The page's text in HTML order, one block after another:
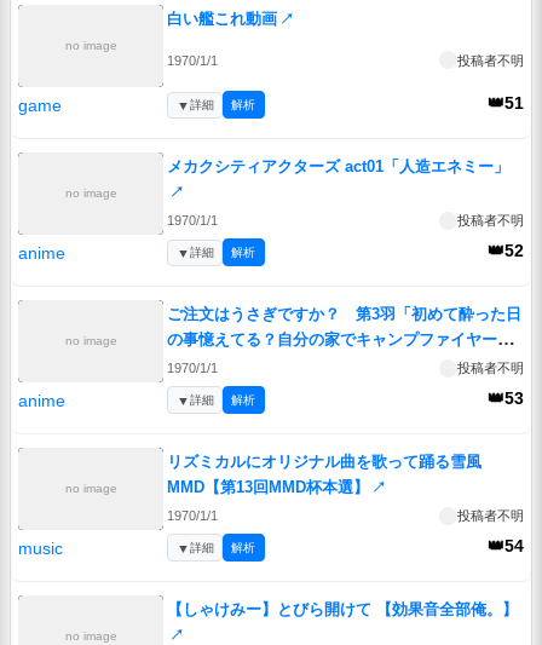
no image
白い艦これ動画 ↗
1970/1/1 投稿者不明
game 👑51
▼詳細 解析
no image
メカクシティアクターズ act01「人造エネミー」
↗
1970/1/1 投稿者不明
anime 👑52
▼詳細 解析
no image
ご注文はうさぎですか？ 第3羽「初めて酔った日
の事憶えてる？自分の家でキャンプファイヤーし
ようとしたわよね」
1970/1/1 投稿者不明
anime 👑53
▼詳細 解析
no image
リズミカルにオリジナル曲を歌って踊る雪風
MMD【第13回MMD杯本選】
↗
1970/1/1 投稿者不明
music 👑54
▼詳細 解析
no image
【しゃけみー】とびら開けて 【効果音全部俺。】
↗